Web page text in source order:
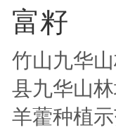
富籽
竹山九华
县九华山
羊藿种植